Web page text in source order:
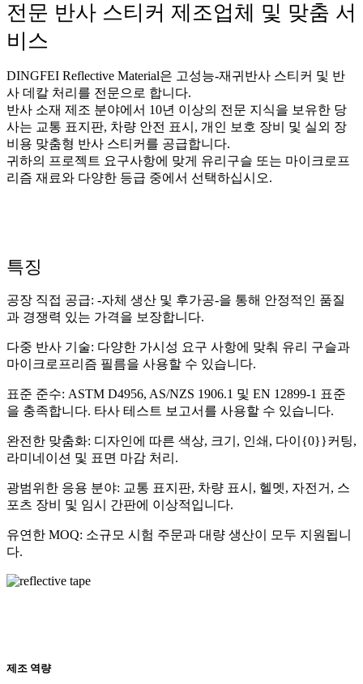
전문 반사 스티커 제조업체 및 맞춤 서
비스
DINGFEI Reflective Material은 고성능-재귀반사 스티커 및 반
사 데칼 처리를 전문으로 합니다.
반사 소재 제조 분야에서 10년 이상의 전문 지식을 보유한 당
사는 교통 표지판, 차량 안전 표시, 개인 보호 장비 및 실외 장
비용 맞춤형 반사 스티커를 공급합니다.
귀하의 프로젝트 요구사항에 맞게 유리구슬 또는 마이크로프
리즘 재료와 다양한 등급 중에서 선택하십시오.
특징
공장 직접 공급: -자체 생산 및 후가공-을 통해 안정적인 품질
과 경쟁력 있는 가격을 보장합니다.
다중 반사 기술: 다양한 가시성 요구 사항에 맞춰 유리 구슬과
마이크로프리즘 필름을 사용할 수 있습니다.
표준 준수: ASTM D4956, AS/NZS 1906.1 및 EN 12899-1 표준
을 충족합니다. 타사 테스트 보고서를 사용할 수 있습니다.
완전한 맞춤화: 디자인에 따른 색상, 크기, 인쇄, 다이{0}}커팅,
라미네이션 및 표면 마감 처리.
광범위한 응용 분야: 교통 표지판, 차량 표시, 헬멧, 자전거, 스
포츠 장비 및 임시 간판에 이상적입니다.
유연한 MOQ: 소규모 시험 주문과 대량 생산이 모두 지원됩니
다.
제조 역량